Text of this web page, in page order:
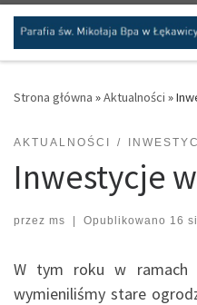
Przejdź do treści
Strona główna »Aktualności »
AKTUALNOŚCI
Inwestycje
przez ms | Opublikowano 16
W tym roku w ramach
wymieniliśmy stare